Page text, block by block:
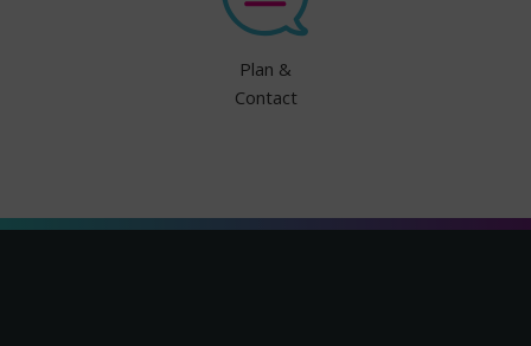
Plan &
Contact